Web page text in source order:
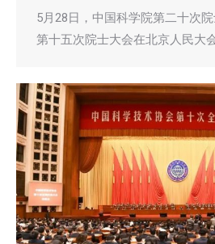
5月28日，中国科学院第二十次
第十五次院士大会在北京人民大